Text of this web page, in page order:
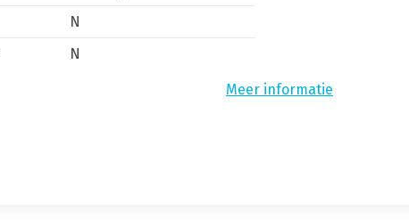
N
N
Meer informatie